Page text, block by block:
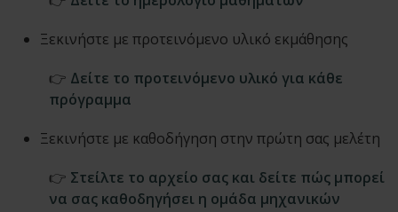
Ξεκινήστε με προτεινόμενο υλικό εκμάθησης
👉 Δείτε το προτεινόμενο υλικό για κάθε
πρόγραμμα
Ξεκινήστε με καθοδήγηση στην πρώτη σας μελέτη
👉 Στείλτε το αρχείο σας και δείτε πώς μπορεί
να σας καθοδηγήσει η ομάδα μηχανικών